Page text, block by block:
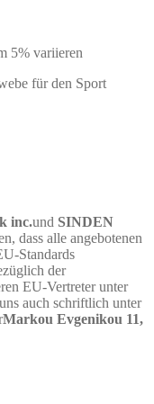
5% variieren
für den Sport
inc.und SINDEN
dass alle angebotenen
Standards
der
EU-Vertreter unter
auch schriftlich unter
Markou Evgenikou 11,